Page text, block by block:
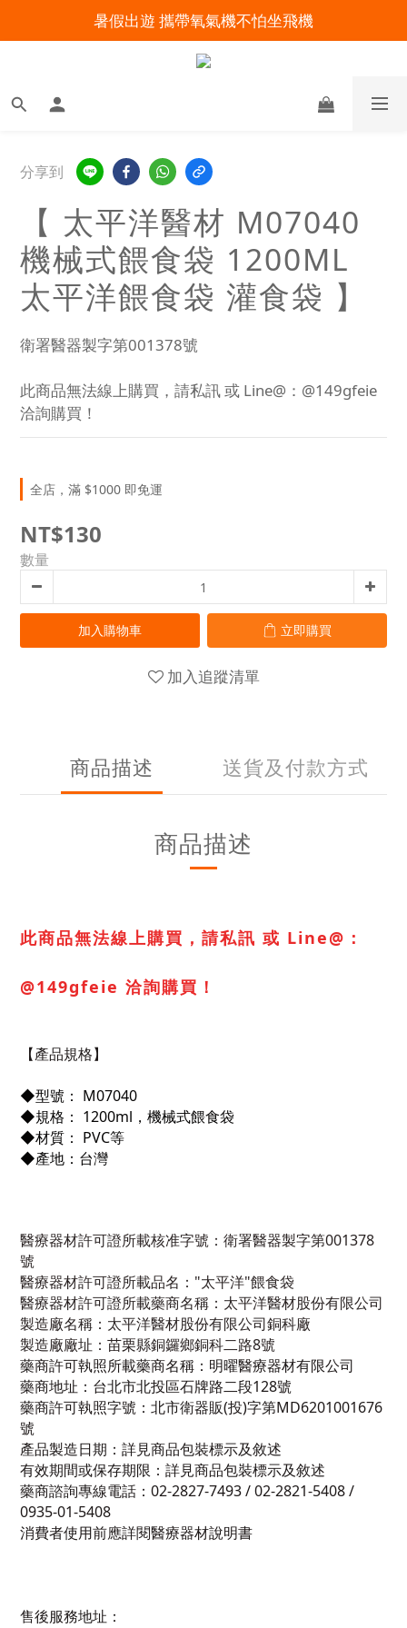
明陽來村全館免運優惠中
暑假出遊 攜帶氧氣機不怕坐飛機
明陽來村全館免運優惠中
分享到
【 太平洋醫材 M07040
機械式餵食袋 1200ML
太平洋餵食袋 灌食袋 】
衛署醫器製字第001378號
此商品無法線上購買，請私訊 或 Line@：@149gfeie
洽詢購買！
全店，滿 $1000 即免運
NT$130
數量
加入購物車 立即購買
加入追蹤清單
商品描述 送貨及付款方式
商品描述
此商品無法線上購買，請私訊 或 Line@：
@149gfeie 洽詢購買！
【產品規格】
◆型號： M07040
◆規格： 1200ml，機械式餵食袋
◆材質： PVC等
◆產地：台灣
醫療器材許可證所載核准字號：衛署醫器製字第001378
號
醫療器材許可證所載品名："太平洋"餵食袋
醫療器材許可證所載藥商名稱：太平洋醫材股份有限公司
製造廠名稱：太平洋醫材股份有限公司銅科廠
製造廠廠址：苗栗縣銅鑼鄉銅科二路8號
藥商許可執照所載藥商名稱：明曜醫療器材有限公司
藥商地址：台北市北投區石牌路二段128號
藥商許可執照字號：北市衛器販(投)字第MD6201001676
號
產品製造日期：詳見商品包裝標示及敘述
有效期間或保存期限：詳見商品包裝標示及敘述
藥商諮詢專線電話：02-2827-7493 / 02-2821-5408 /
0935-01-5408
消費者使用前應詳閱醫療器材說明書
售後服務地址：